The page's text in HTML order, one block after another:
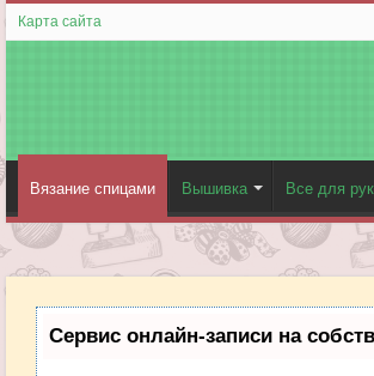
Карта сайта
Вязание спицами Вышивка Все для
Сервис онлайн-записи на